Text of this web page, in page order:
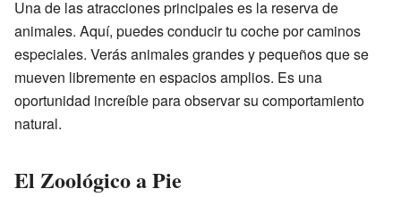
Una de las atracciones principales es la reserva de
animales. Aquí, puedes conducir tu coche por caminos
especiales. Verás animales grandes y pequeños que se
mueven libremente en espacios amplios. Es una
oportunidad increíble para observar su comportamiento
natural.
El Zoológico a Pie